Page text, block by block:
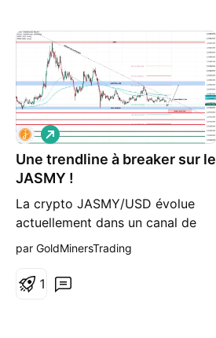
Une trendline à breaker sur le
JASMY !
La crypto JASMY/USD évolue
actuellement dans un canal de
consolidation. Pour déclencher
significatif 📈, il est crucial de
L
o
n
g
par GoldMinersTrading
1